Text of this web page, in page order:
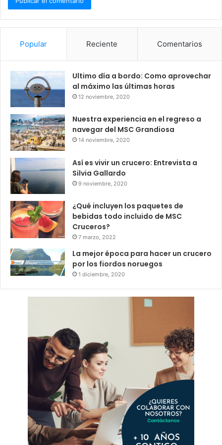
Popular Reciente Comentarios
Ultimo día a bordo: Como aprovechar
al máximo las últimas horas
12 noviembre, 2020
Nuestra experiencia en el regreso a
navegar del MSC Grandiosa
14 noviembre, 2020
Así es vivir un crucero: Entrevista a
Silvia Gallardo
9 noviembre, 2020
¿Qué incluyen los paquetes de
bebidas todo incluido de MSC
Cruceros?
7 marzo, 2022
La mejor época para hacer un crucero
por los fiordos noruegos
1 diciembre, 2020